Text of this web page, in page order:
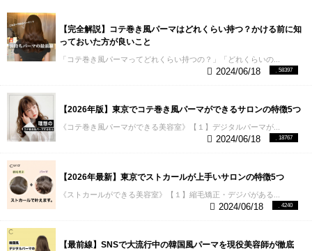
【完全解説】コテ巻き風パーマはどれくらい持つ？かける前に知
っておいた方が良いこと
「コテ巻き風パーマってどれくらい持つの？」「どれくらいの...
58397
2024/06/18
【2026年版】東京でコテ巻き風パーマができるサロンの特徴5つ
《コテ巻き風パーマができる美容室》【１】デジタルパーマが...
18767
2024/06/18
【2026年最新】東京でストカールが上手いサロンの特徴5つ
《ストカールができる美容室》【１】縮毛矯正・デジパがある...
4240
2024/06/18
【最前線】SNSで大流行中の韓国風パーマを現役美容師が徹底